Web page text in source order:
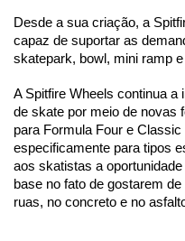
Desde a sua criação, a
capaz de suportar as
skatepark, bowl, mini ramp e
A Spitfire Wheels continua a
de skate por meio de novas
para Formula Four e
especificamente para tipos
aos skatistas a
base no fato de gostarem
ruas, no concreto e no